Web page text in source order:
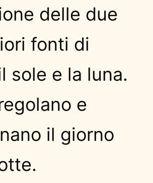
delle due
fonti di
sole e la luna.
e
il giorno